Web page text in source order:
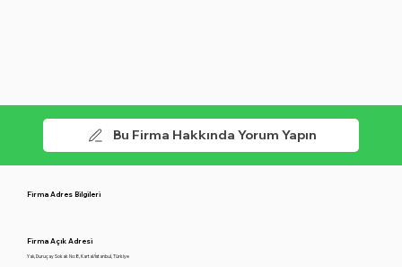
Bu Firma Hakkında Yorum Yapın
Firma Açık Adresi
Yalı, Duruçay Sokak No:8, Kartal/İstanbul, Türkiye
Firma Adres Bilgileri